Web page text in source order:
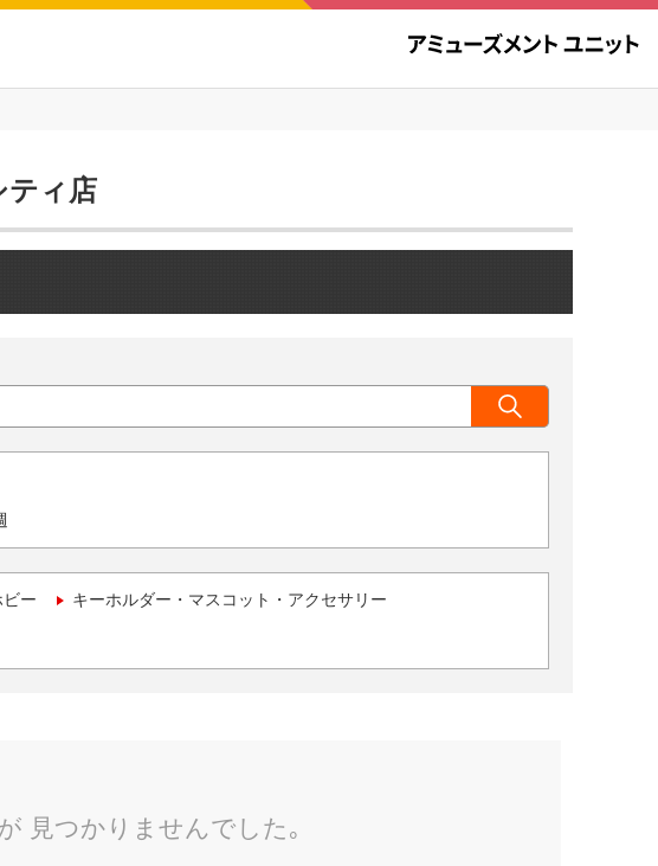
ティ店
ー キーホルダー・マスコット・アクセサリー